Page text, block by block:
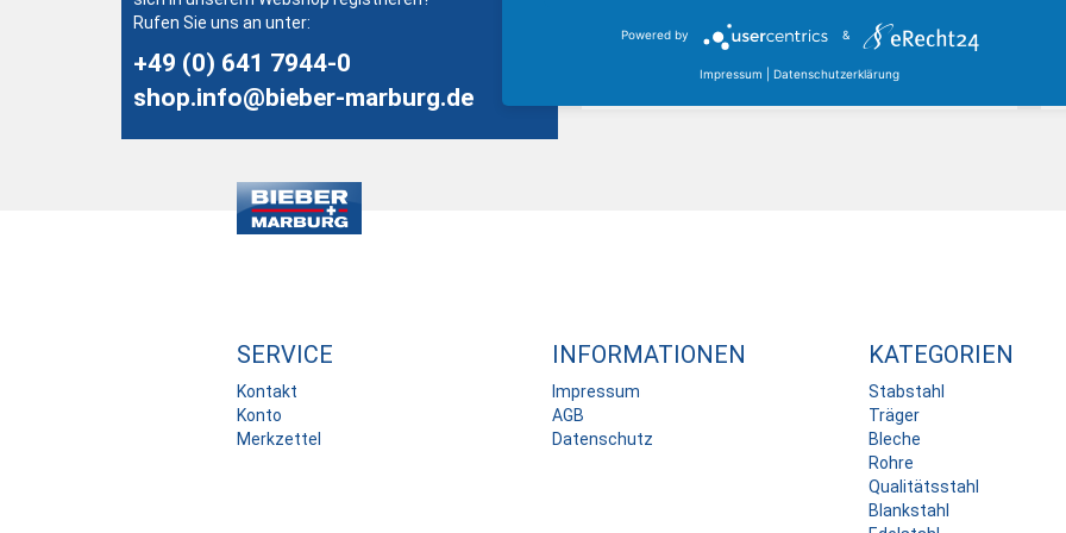
Rufen Sie uns an unter:
+49 (0) 641 7944-0
shop.info@bieber-marburg.de
Lagerbestand von über 25.000 Tonnen Stahl...
Mehr erfahren
SERVICE
Kontakt
Konto
Merkzettel
INFORMATIONEN
Impressum
AGB
Datenschutz
KATEGORIEN
Stabstahl
Träger
Bleche
Rohre
Qualitätsstahl
Blankstahl
Powered by &
Impressum Datenschutzerklärung